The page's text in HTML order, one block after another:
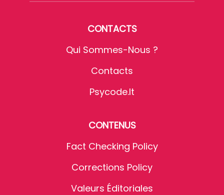
CONTACTS
Qui Sommes-Nous ?
Contacts
Psycode.it
CONTENUS
Fact Checking Policy
Corrections Policy
Valeurs Éditoriales